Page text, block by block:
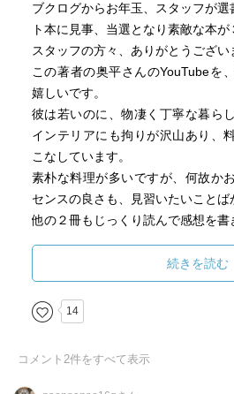
ブクログからお年玉、スタッフが
ト本に見事、当選となり素敵な本が
スタッフの方々、ありがとうござい
この著者の奥平さんのYouTubeを
嬉しいです。
彼は若いのに、物凄く丁寧な暮ら
インテリアにも拘りが沢山あり、
こなしています。
素朴な料理が多いですが、何故か
センスの良さも、見習いたいことば
他の２冊もじっくり読んで感想を書
続きを読む
14
コメント 2件をすべて表示